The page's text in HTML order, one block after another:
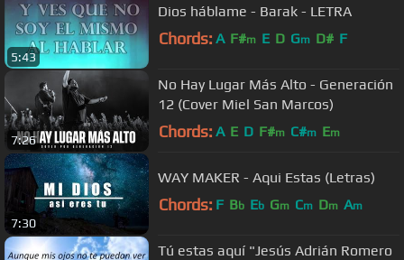
5:43
Dios háblame - Barak - LETRA
Chords: A F#m E D Gm D# F
7:26
No Hay Lugar Más Alto - Generación
12 (Cover Miel San Marcos)
Chords: A E D F#m C#m Em
7:30
WAY MAKER - Aqui Estas (Letras)
Chords: F Bb Eb Gm Cm Dm Am
Tú estas aquí "Jesús Adrián Romero